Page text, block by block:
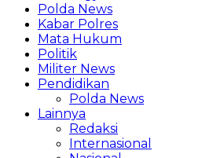
Polda News
Kabar Polres
Mata Hukum
Politik
Militer News
Pendidikan
Polda News
Lainnya
Redaksi
Internasional